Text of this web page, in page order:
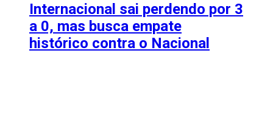
Internacional sai perdendo por 3
a 0, mas busca empate
histórico contra o Nacional